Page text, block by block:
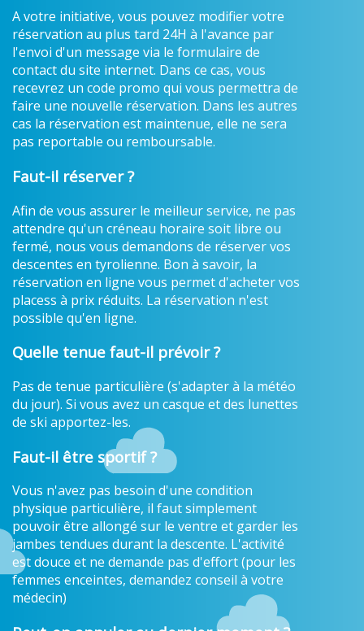
A votre initiative, vous pouvez modifier votre
réservation au plus tard 24H à l'avance par
l'envoi d'un message via le formulaire de
contact du site internet. Dans ce cas, vous
recevrez un code promo qui vous permettra de
faire une nouvelle réservation. Dans les autres
cas la réservation est maintenue, elle ne sera
pas reportable ou remboursable.
Faut-il réserver ?
Afin de vous assurer le meilleur service, ne pas
attendre qu'un créneau horaire soit libre ou
fermé, nous vous demandons de réserver vos
descentes en tyrolienne. Bon à savoir, la
réservation en ligne vous permet d'acheter vos
placess à prix réduits. La réservation n'est
possible qu'en ligne.
Quelle tenue faut-il prévoir ?
Pas de tenue particulière (s'adapter à la météo
du jour). Si vous avez un casque et des lunettes
de ski apportez-les.
Faut-il être sportif ?
Vous n'avez pas besoin d'une condition
physique particulière, il faut simplement
pouvoir être allongé sur le ventre et garder les
jambes tendues durant la descente. L'activité
est douce et ne demande pas d'effort (pour les
femmes enceintes, demandez conseil à votre
médecin)